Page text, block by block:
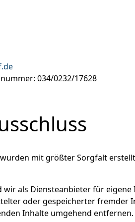
034/0232/17628
mit größter Sorgfalt
wir als Diensteanbieter für
oder gespeicherter fremder
Inhalte umgehend